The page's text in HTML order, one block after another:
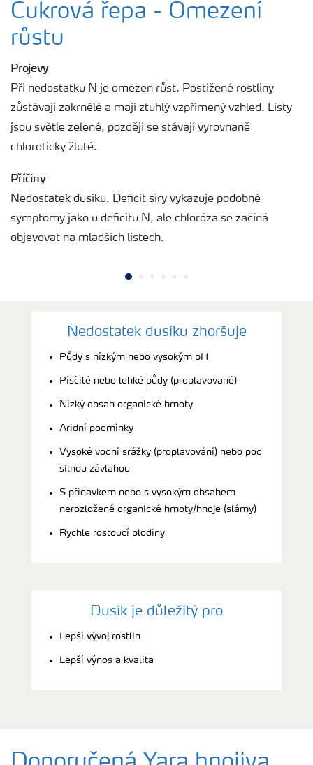
Cukrová řepa - Omezení
růstu
Projevy
Při nedostatku N je omezen růst. Postižené rostliny
zůstávají zakrnělé a mají ztuhlý vzpřímený vzhled. Listy
jsou světle zelené, později se stávají vyrovnaně
chloroticky žluté.
Příčiny
Nedostatek dusíku. Deficit síry vykazuje podobné
symptomy jako u deficitu N, ale chloróza se začíná
objevovat na mladších listech.
Nedostatek dusíku zhoršuje
Půdy s nízkým nebo vysokým pH
Písčité nebo lehké půdy (proplavované)
Nízký obsah organické hmoty
Aridní podmínky
Vysoké vodní srážky (proplavování) nebo pod
silnou závlahou
S přídavkem nebo s vysokým obsahem
nerozložené organické hmoty/hnoje (slámy)
Rychle rostoucí plodiny
Dusík je důležitý pro
Lepší vývoj rostlin
Lepší výnos a kvalita